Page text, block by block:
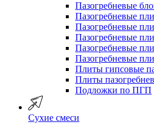
Пазогребневые
Пазогребневые
Пазогребневые
Пазогребневые
Пазогребневые
Пазогребневые
Плиты гипсовые
Плиты
Подложки по ПГП
Сухие смеси